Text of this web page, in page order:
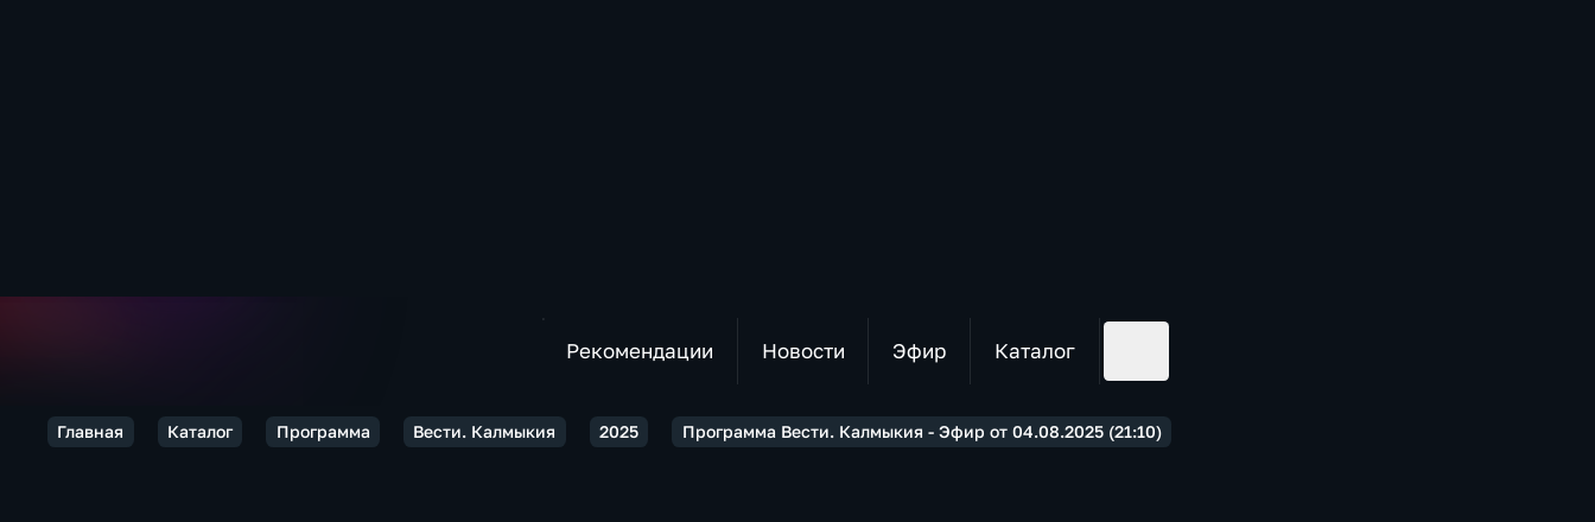
Рекомендации Новости Эфир Каталог
Главная Каталог Программа Вести. Калмыкия 2025 Программа Вести. Калмыкия - Эфир от 04.08.2025 (21:10)